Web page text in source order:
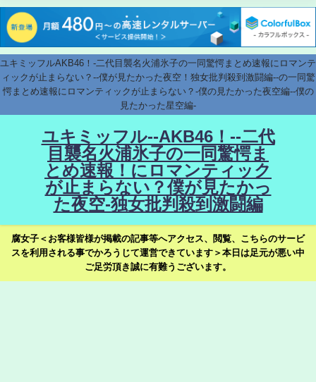
ユキミッフルAKB46！-二代目襲名火浦氷子の一同驚愕まとめ速報にロマンテ
ィックが止まらない？--僕が見たかった夜空！独女批判殺到激闘編--の一同驚
愕まとめ速報にロマンティックが止まらない？-僕の見たかった夜空編--僕の
見たかった星空編-
ユキミッフル--AKB46！--二代
目襲名火浦氷子の一同驚愕ま
とめ速報！にロマンティック
が止まらない？僕が見たかっ
た夜空-独女批判殺到激闘編
腐女子＜お客様皆様が掲載の記事等へアクセス、閲覧、こちらのサービ
スを利用される事でかろうじて運営できています＞本日は足元が悪い中
ご足労頂き誠に有難うございます。